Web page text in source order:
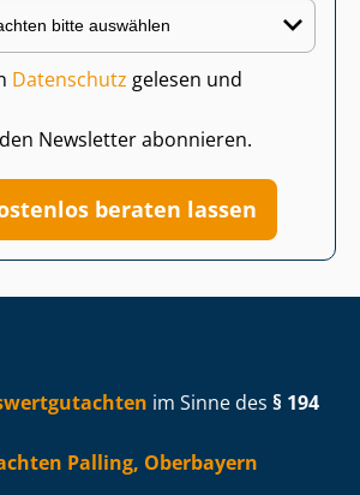
Datenschutz gelesen und
Newsletter abonnieren.
beraten lassen
im Sinne des § 194
Palling, Oberbayern